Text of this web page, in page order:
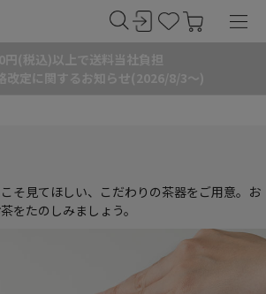
円(税込)以上で送料当社負担
改定に関するお知らせ(2026/8/3～)
そ見てほしい、こだわりの茶器をご用意。お
をたのしみましょう。